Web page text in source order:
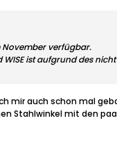
November verfügbar.
ist aufgrund des
mir auch schon mal
Stahlwinkel mit den